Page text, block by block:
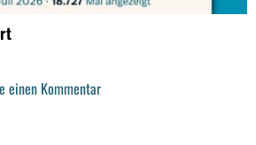
einen Kommentar